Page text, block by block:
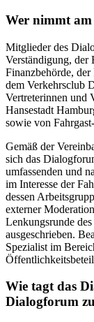
Wer nimmt
Mitglieder des
Verständigung, der
Finanzbehörde,
dem Verkehrsclub
Vertreterinnen und
Hansestadt
sowie von
Gemäß der
sich das
umfassenden und
im Interesse der
dessen
externer
Lenkungsrunde
ausgeschrieben.
Spezialist im
Wie tagt das
Dialogforum